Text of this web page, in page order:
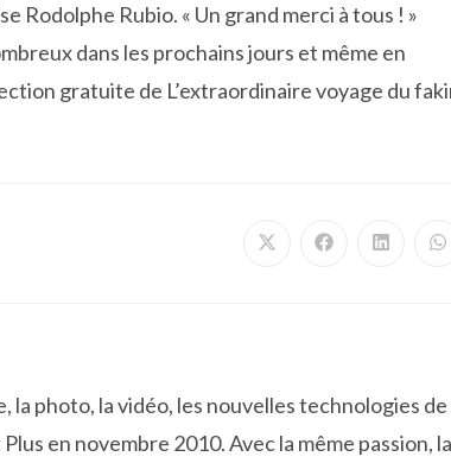
Rodolphe Rubio. « Un grand merci à tous ! »
dans les prochains jours et même en
gratuite de L’extraordinaire voyage du
Ouvrir
Ouvrir
Ouvrir
photo, la vidéo, les nouvelles technologies de
en novembre 2010. Avec la même passion, la